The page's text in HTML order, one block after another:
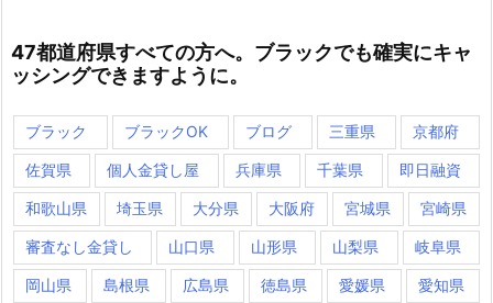
47都道府県すべての方へ。ブラックでも確実にキャ
ッシングできますように。
ブラック ブラックOK ブログ 三重県 京都府
佐賀県 個人金貸し屋 兵庫県 千葉県 即日融資
和歌山県 埼玉県 大分県 大阪府 宮城県 宮崎県
審査なし金貸し 山口県 山形県 山梨県 岐阜県
岡山県 島根県 広島県 徳島県 愛媛県 愛知県